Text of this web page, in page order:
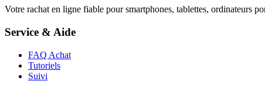
Votre rachat en ligne fiable pour smartphones, tablettes, ordinateurs
Service & Aide
FAQ Achat
Tutoriels
Suivi